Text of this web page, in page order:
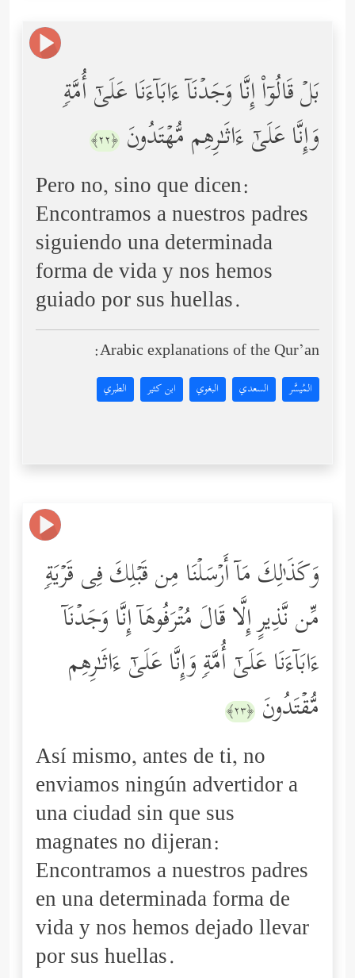
بَلۡ قَالُوۤاْ إِنَّا وَجَدۡنَاۤ ءَابَاۤءَنَا عَلَىٰۤ أُمَّةࣲ
وَإِنَّا عَلَىٰۤ ءَاثَـٰرِهِم مُّهۡتَدُونَ ﴿٢٢﴾
Pero no, sino que dicen:
Encontramos a nuestros padres
siguiendo una determinada
forma de vida y nos hemos
guiado por sus huellas.
Arabic explanations of the Qur’an:
المُيسَّر السعدي البغوي ابن كثير الطبري
وَكَذَ ٰ⁠لِكَ مَاۤ أَرۡسَلۡنَا مِن قَبۡلِكَ فِی قَرۡیَةࣲ
مِّن نَّذِیرٍ إِلَّا قَالَ مُتۡرَفُوهَاۤ إِنَّا وَجَدۡنَاۤ
ءَابَاۤءَنَا عَلَىٰۤ أُمَّةࣲ وَإِنَّا عَلَىٰۤ ءَاثَـٰرِهِم
مُّقۡتَدُونَ ﴿٢٣﴾
Así mismo, antes de ti, no
enviamos ningún advertidor a
una ciudad sin que sus
magnates no dijeran:
Encontramos a nuestros padres
en una determinada forma de
vida y nos hemos dejado llevar
por sus huellas.